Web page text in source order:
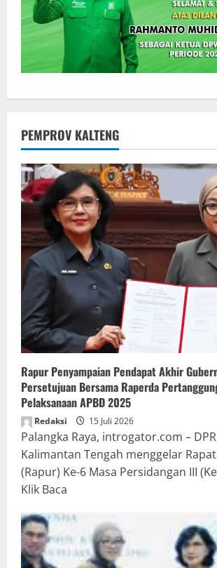
PEMPROV KALTENG
Rapur Penyampaian Pendapat Akhir
Persetujuan Bersama Raperda
Pelaksanaan APBD 2025
Redaksi 15 Juli 2026
Palangka Raya, introgator.com –
Kalimantan Tengah menggelar
(Rapur) Ke-6 Masa Persidangan III
Klik Baca
about
Rapur
Penyampaian